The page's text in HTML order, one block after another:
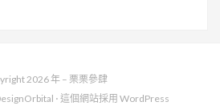
2026 年 – 栗栗參肆
⋅ 這個網站採用 WordPress